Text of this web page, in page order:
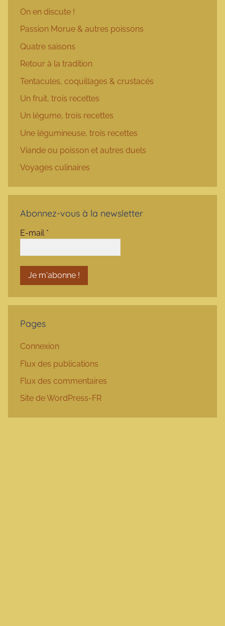
On en discute !
Passion Morue & autres poissons
Quatre saisons
Retour à la tradition
Tentacules, coquillages & crustacés
Un fruit, trois recettes
Un légume, trois recettes
Une légumineuse, trois recettes
Viande ou poisson et autres duels
Voyages culinaires
Abonnez-vous à la newsletter
E-mail *
Pages
Connexion
Flux des publications
Flux des commentaires
Site de WordPress-FR